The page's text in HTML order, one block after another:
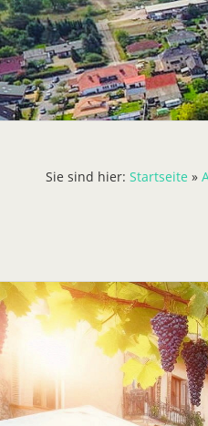
Sie sind hier: Startseite »